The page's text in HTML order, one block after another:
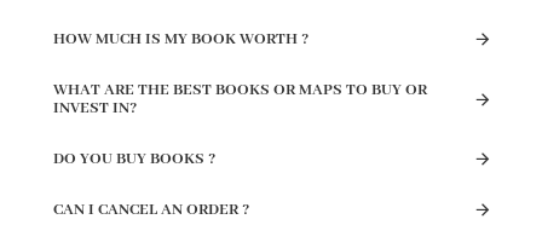
HOW MUCH IS MY BOOK WORTH ?
WHAT ARE THE BEST BOOKS OR MAPS TO BUY OR
INVEST IN?
DO YOU BUY BOOKS ?
CAN I CANCEL AN ORDER ?